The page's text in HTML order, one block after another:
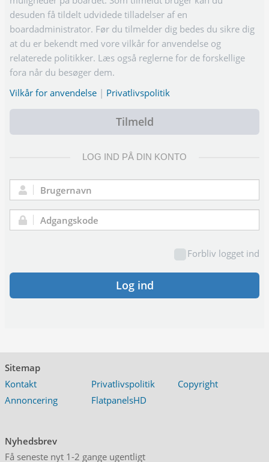
desuden få tildelt udvidede tilladelser af en
boardadministrator. Før du tilmelder dig bedes du sikre dig
at du er bekendt med vore vilkår for anvendelse og
relaterede politikker. Læs også reglerne for de forskellige
fora når du besøger dem.
Vilkår for anvendelse | Privatlivspolitik
Tilmeld
LOG IND PÅ DIN KONTO
Brugernavn:
Adgangskode:
Forbliv logget ind
Log ind
Sitemap
Kontakt
Privatlivspolitik
Copyright
Annoncering
FlatpanelsHD
Nyhedsbrev
Få seneste nyt 1-2 gange ugentligt